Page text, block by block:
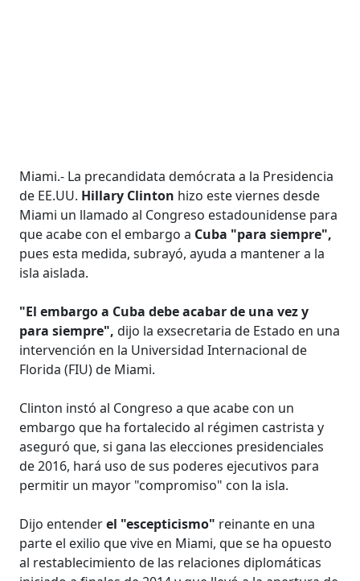
Miami.- La precandidata demócrata a la Presidencia
de EE.UU. Hillary Clinton hizo este viernes desde
Miami un llamado al Congreso estadounidense para
que acabe con el embargo a Cuba "para siempre",
pues esta medida, subrayó, ayuda a mantener a la
isla aislada.
"El embargo a Cuba debe acabar de una vez y
para siempre",dijo la exsecretaria de Estado en una
intervención en la Universidad Internacional de
Florida (FIU) de Miami.
Clinton instó al Congreso a que acabe con un
embargo que ha fortalecido al régimen castrista y
aseguró que, si gana las elecciones presidenciales
de 2016, hará uso de sus poderes ejecutivos para
permitir un mayor "compromiso" con la isla.
Dijo entenderel "escepticismo" reinante en una
parte el exilio que vive en Miami, que se ha opuesto
al restablecimiento de las relaciones diplomáticas